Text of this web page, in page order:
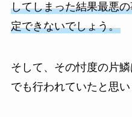
してしまった結果最悪
定できないでしょう。
そして、その忖度の片
でも行われていたと思い